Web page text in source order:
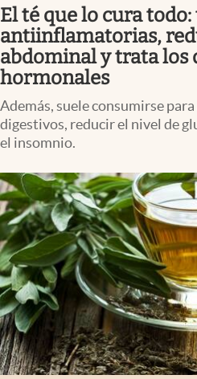
El té que lo cura
antiinflamatorias,
abdominal y trata los
hormonales
Además, suele consumirse
digestivos, reducir el nivel de
el insomnio.